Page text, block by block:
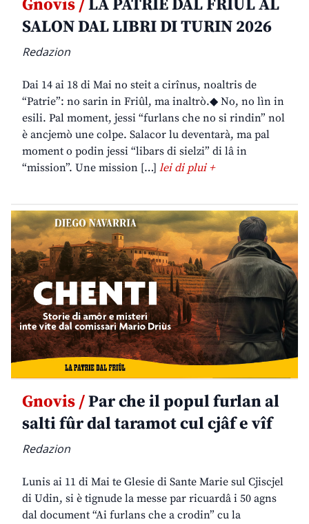
Gnovis / LA PATRIE DAL FRIÛL AL
SALON DAL LIBRI DI TURIN 2026
Redazion
Dai 14 ai 18 di Mai no steit a cirînus, noaltris de
“Patrie”: no sarin in Friûl, ma inaltrò.◆ No, no lìn in
esili. Pal moment, jessi “furlans che no si rindin” nol
è ancjemò une colpe. Salacor lu deventarà, ma pal
moment o podin jessi “libars di sielzi” di lâ in
“mission”. Une mission […] lei di plui +
Gnovis /Par che il popul furlan al
salti fûr dal taramot cul cjâf e vîf
Redazion
Lunis ai 11 di Mai te Glesie di Sante Marie sul Cjiscjel
di Udin, si è tignude la messe par ricuardâ i 50 agns
dal document “Ai furlans che a crodin” cu la